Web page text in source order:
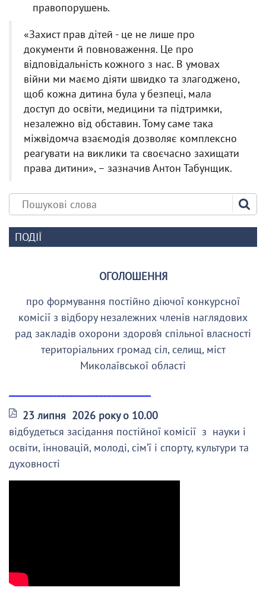
правопорушень.
«Захист прав дітей - це не лише про
документи й повноваження. Це про
відповідальність кожного з нас. В умовах
війни ми маємо діяти швидко та злагоджено,
щоб кожна дитина була у безпеці, мала
доступ до освіти, медицини та підтримки,
незалежно від обставин. Тому саме така
міжвідомча взаємодія дозволяє комплексно
реагувати на виклики та своєчасно захищати
права дитини», – зазначив Антон Табунщик.
ПОДІЇ
ОГОЛОШЕННЯ
про формування постійно діючої конкурсної
комісії з відбору незалежних членів наглядових
рад закладів охорони здоров’я спільної власності
територіальних громад сіл, селищ, міст
Миколаївської області
23 липня 2026 року о 10.00
відбудеться засідання постійної комісії з науки і
освіти, інновацій, молоді, сім’ї і спорту, культури та
духовності